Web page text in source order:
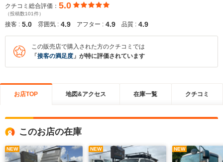
クチコミ総合評価： 5.0
（投稿数101件）
接客 : 5.0 雰囲気 : 4.9 アフター : 4.9 品質 : 4.9
この販売店で購入された方のクチコミでは
「 接客の満足度 」が特に評価されています
お店TOP 地図&アクセス 在庫一覧 クチコミ
このお店の在庫
NEW NEW NEW